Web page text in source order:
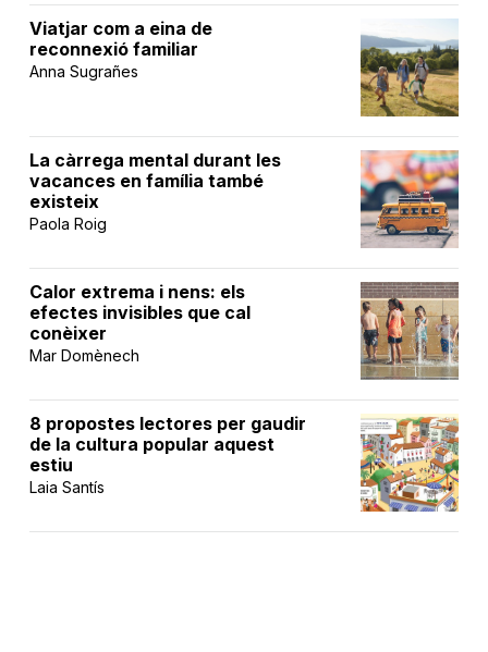
Viatjar com a eina de
reconnexió familiar
Anna Sugrañes
La càrrega mental durant les
vacances en família també
existeix
Paola Roig
Calor extrema i nens: els
efectes invisibles que cal
conèixer
Mar Domènech
8 propostes lectores per gaudir
de la cultura popular aquest
estiu
Laia Santís